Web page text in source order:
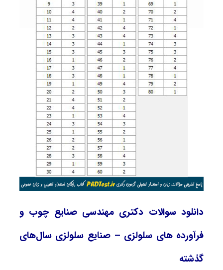
دانلود سوالات دکتری مهندسی صنایع چوب و
فرآورده ‌های سلولزی – صنایع سلولزی سال‌های
گذشته